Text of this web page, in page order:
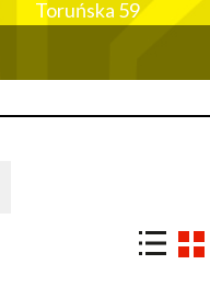
Toruńska 59